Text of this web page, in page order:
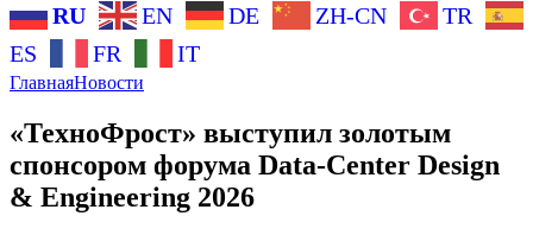
RU EN DE ZH-CN
TR
ES
FR IT
ГлавнаяНовости
«ТехноФрост» выступил золотым
спонсором форума Data-Center Design
& Engineering 2026